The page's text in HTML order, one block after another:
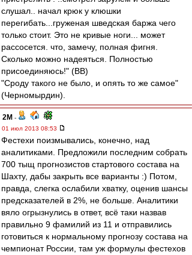
слушал.. начал крюк у клюшки
перегибать...груженая шведская баржа чего
только стоит. Это не кривые ноги... может
рассосется. что, замечу, полная фигня.
Сколько можно надеяться. Полностью
присоединяюсь!" (ВВ)
"Сроду такого не было, и опять то же самое"
(Черномырдин).
2M -
01 июл 2013 08:53
Фестехи поизмывались, конечно, над
аналитиками. Предложили последним собрать
700 тыщ прогнозистов стартового состава на
Шахту, дабы закрыть все варианты :) Потом,
правда, слегка ослабили хватку, оценив шансы
предсказателей в 2%, не больше. Аналитики
вяло огрызнулись в ответ, всё таки назвав
правильно 9 фамилий из 11 и отправились
готовиться к нормальному прогнозу состава на
чемпионат России, там уж формулы фестехов